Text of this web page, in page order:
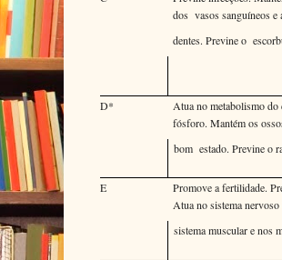
dos vasos sanguíneos e
dentes. Previne o
D*
Atua no metabolismo
fósforo. Mantém os
bom estado. Previne o
E Promove a fertilidade.
Atua no sistema
sistema muscular e nos